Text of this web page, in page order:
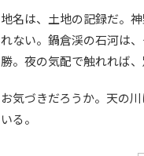
地名は、土地の記録だ。
れない。鍋倉渓の石河は
勝。夜の気配で触れれば、
お気づきだろうか。天の
いる。